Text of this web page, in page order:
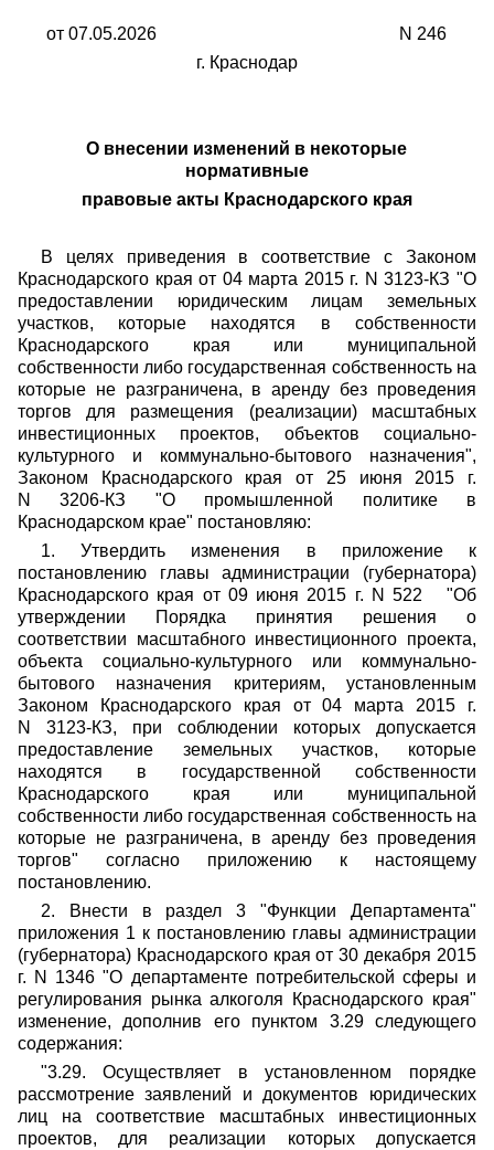
от 07.05.2026 N 246
г. Краснодар
О внесении изменений в некоторые
нормативные
правовые акты Краснодарского края
В целях приведения в соответствие с Законом
Краснодарского края от 04 марта 2015 г. N 3123-КЗ "О
предоставлении юридическим лицам земельных
участков, которые находятся в собственности
Краснодарского края или муниципальной
собственности либо государственная собственность на
которые не разграничена, в аренду без проведения
торгов для размещения (реализации) масштабных
инвестиционных проектов, объектов социально-
культурного и коммунально-бытового назначения",
Законом Краснодарского края от 25 июня 2015 г.
N 3206-КЗ "О промышленной политике в
Краснодарском крае" постановляю:
1. Утвердить изменения в приложение к
постановлению главы администрации (губернатора)
Краснодарского края от 09 июня 2015 г. N 522 "Об
утверждении Порядка принятия решения о
соответствии масштабного инвестиционного проекта,
объекта социально-культурного или коммунально-
бытового назначения критериям, установленным
Законом Краснодарского края от 04 марта 2015 г.
N 3123-КЗ, при соблюдении которых допускается
предоставление земельных участков, которые
находятся в государственной собственности
Краснодарского края или муниципальной
собственности либо государственная собственность на
которые не разграничена, в аренду без проведения
торгов" согласно приложению к настоящему
постановлению.
2. Внести в раздел 3 "Функции Департамента"
приложения 1 к постановлению главы администрации
(губернатора) Краснодарского края от 30 декабря 2015
г. N 1346 "О департаменте потребительской сферы и
регулирования рынка алкоголя Краснодарского края"
изменение, дополнив его пунктом 3.29 следующего
содержания:
"3.29. Осуществляет в установленном порядке
рассмотрение заявлений и документов юридических
лиц на соответствие масштабных инвестиционных
проектов, для реализации которых допускается